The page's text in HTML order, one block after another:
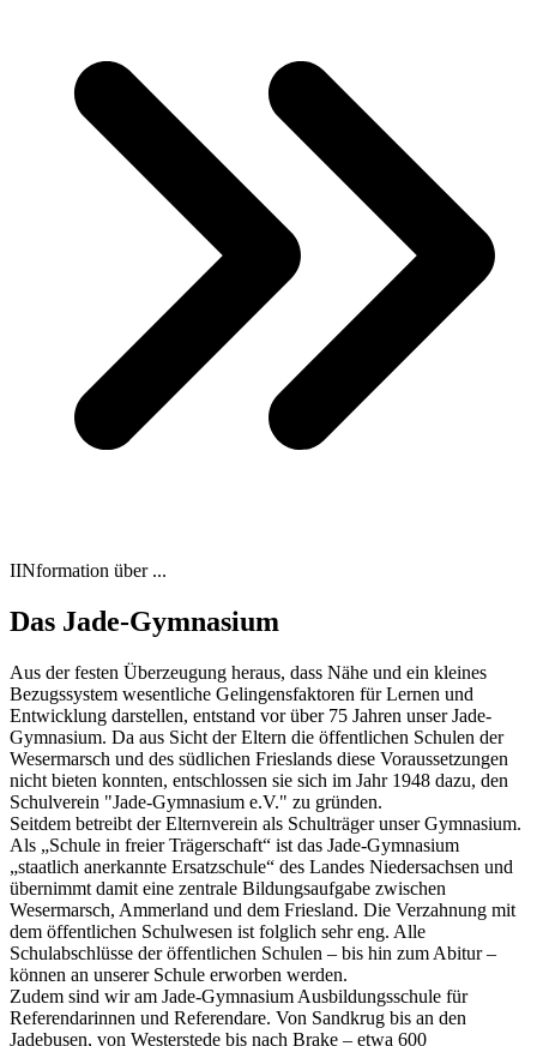
IINformation über ...
Das Jade-Gymnasium
Aus der festen Überzeugung heraus, dass Nähe und ein kleines
Bezugssystem wesentliche Gelingensfaktoren für Lernen und
Entwicklung darstellen, entstand vor über 75 Jahren unser Jade-
Gymnasium. Da aus Sicht der Eltern die öffentlichen Schulen der
Wesermarsch und des südlichen Frieslands diese Voraussetzungen
nicht bieten konnten, entschlossen sie sich im Jahr 1948 dazu, den
Schulverein "Jade-Gymnasium e.V." zu gründen.
Seitdem betreibt der Elternverein als Schulträger unser Gymnasium.
Als „Schule in freier Trägerschaft“ ist das Jade-Gymnasium
„staatlich anerkannte Ersatzschule“ des Landes Niedersachsen und
übernimmt damit eine zentrale Bildungsaufgabe zwischen
Wesermarsch, Ammerland und dem Friesland. Die Verzahnung mit
dem öffentlichen Schulwesen ist folglich sehr eng. Alle
Schulabschlüsse der öffentlichen Schulen – bis hin zum Abitur –
können an unserer Schule erworben werden.
Zudem sind wir am Jade-Gymnasium Ausbildungsschule für
Referendarinnen und Referendare. Von Sandkrug bis an den
Jadebusen, von Westerstede bis nach Brake – etwa 600